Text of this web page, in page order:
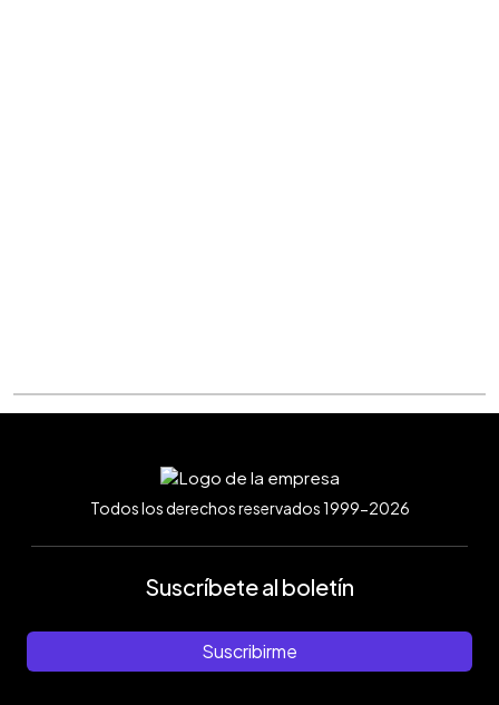
Todos los derechos reservados 1999-2026
Suscríbete al boletín
Suscribirme